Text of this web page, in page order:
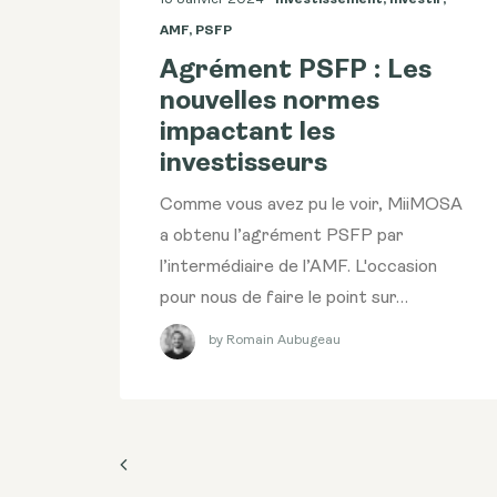
AMF, PSFP
Agrément PSFP : Les
nouvelles normes
impactant les
investisseurs
Comme vous avez pu le voir, MiiMOSA
a obtenu l’agrément PSFP par
l’intermédiaire de l’AMF. L'occasion
pour nous de faire le point sur…
by Romain Aubugeau